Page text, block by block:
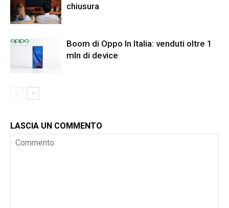
chiusura
Boom di Oppo In Italia: venduti oltre 1
mln di device
LASCIA UN COMMENTO